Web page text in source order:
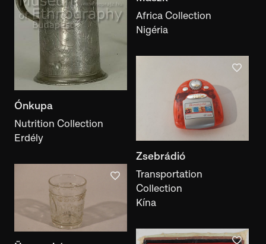
technique
Performance style
performance style
Author, maker
author, maker
Ethnicity
ethnicity
Collector
collector
keyword
Motif
Africa Collection
Nigéria
Ónkupa
Nutrition Collection
Erdély
Zsebrádió
Transportation
Collection
Kína